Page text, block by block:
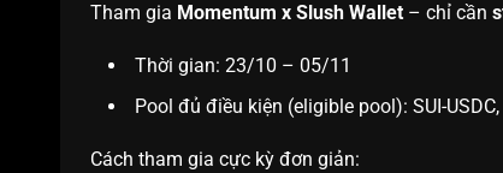
Tham gia Momentum x Slush Wallet – chỉ cần
Thời gian: 23/10 – 05/11
Pool đủ điều kiện (eligible pool): SUI-USDC,
Cách tham gia cực kỳ đơn giản: